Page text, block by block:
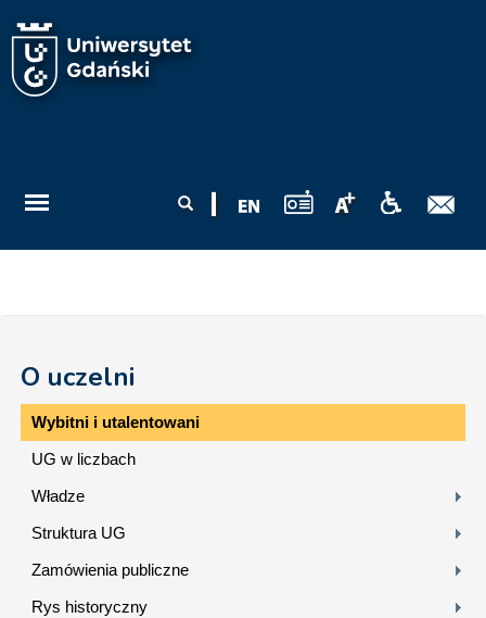
wyszukiwania
O uczelni
Wybitni i utalentowani
UG w liczbach
Władze
Struktura UG
Zamówienia publiczne
Rys historyczny